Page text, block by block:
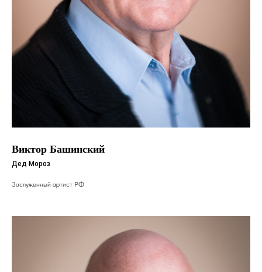
Виктор Башинский
Дед Мороз
Заслуженный артист РФ